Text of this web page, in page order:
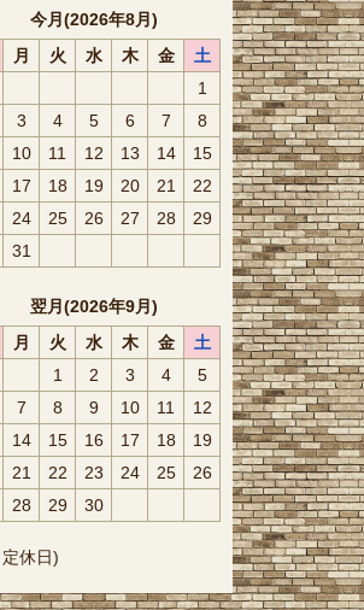
今月(2026年8月)
月 火 水 木 金
土
1
3 4 5 6 7
8
10 11 12 13 14
15
17 18 19 20 21
22
24 25 26 27 28
29
31
翌月(2026年9月)
月 火 水 木 金
土
1
2 3 4
5
7 8 9 10 11
12
14 15 16 17 18
19
21 22 23 24 25
26
28 29 30
定休日)